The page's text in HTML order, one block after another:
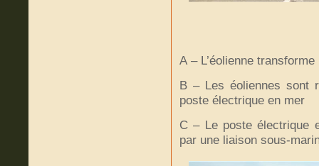
A – L’éolienne
B – Les éoliennes sont
poste électrique en mer
C – Le poste électrique
par une liaison sous-